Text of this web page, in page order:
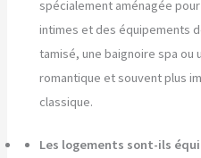
spécialement aménagée
intimes et des équipements
tamisé, une baignoire spa ou
romantique et souvent plus
classique.
Les logements sont-ils